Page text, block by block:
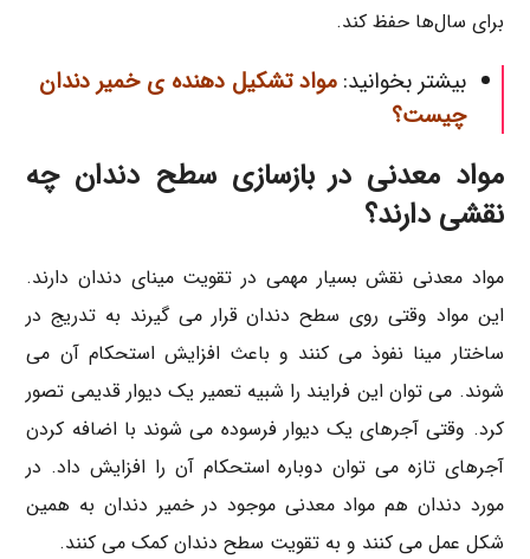
برای سال‌ها حفظ کند.
بیشتر بخوانید:مواد تشکیل دهنده ی خمیر دندان
چیست؟
مواد معدنی در بازسازی سطح دندان چه
نقشی دارند؟
مواد معدنی نقش بسیار مهمی در تقویت مینای دندان دارند.
این مواد وقتی روی سطح دندان قرار می گیرند به تدریج در
ساختار مینا نفوذ می کنند و باعث افزایش استحکام آن می
شوند. می توان این فرایند را شبیه تعمیر یک دیوار قدیمی تصور
کرد. وقتی آجرهای یک دیوار فرسوده می شوند با اضافه کردن
آجرهای تازه می توان دوباره استحکام آن را افزایش داد. در
مورد دندان هم مواد معدنی موجود در خمیر دندان به همین
شکل عمل می کنند و به تقویت سطح دندان کمک می کنند.